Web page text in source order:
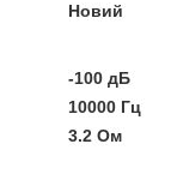
Новий
-100 дБ
10000 Гц
3.2 Ом